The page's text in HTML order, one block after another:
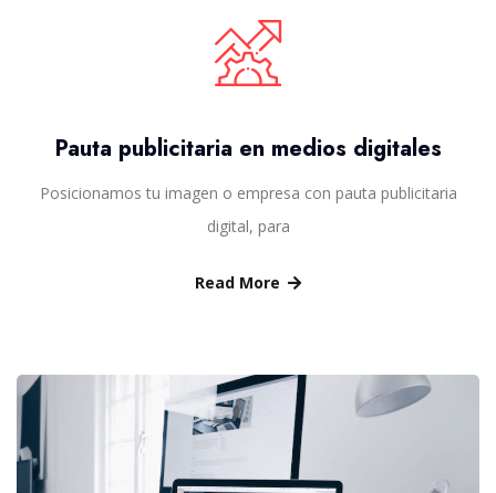
Pauta publicitaria en medios digitales
Posicionamos tu imagen o empresa con pauta publicitaria
digital, para
Read More